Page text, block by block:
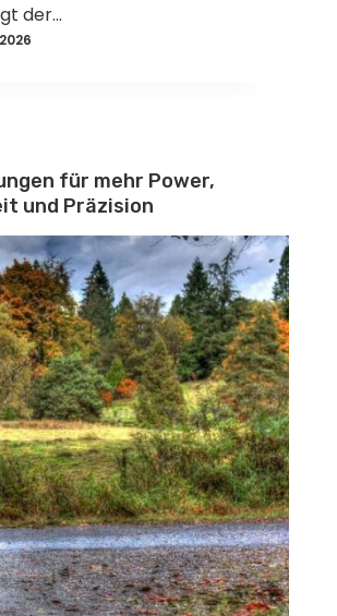
der…
für mehr Power,
und Präzision